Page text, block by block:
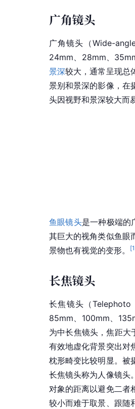
广角镜头
广角镜头（Wide-
24mm、28mm、
景深较大，通常呈现总
景别和景深的影像，在
头因视野和景深较大而
鱼眼镜头是一种极端的
其巨大的视角类似鱼眼
景物也有视觉的变形。
[
长焦镜头
长焦镜头（
85mm、100mm、
为中长焦镜头，焦距
有效地虚化背景突出对
枕形畸变比较明显。被
长焦镜头称为人像镜头
对象的距离以避免二者
较小而难于取景、跟随